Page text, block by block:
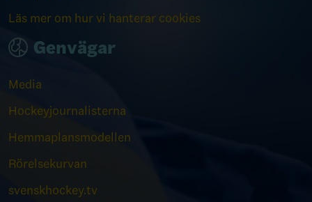
Läs mer om hur vi hanterar cookies
Genvägar
Media
Hockeyjournalisterna
Hemmaplansmodellen
Rörelsekurvan
svenskhockey.tv